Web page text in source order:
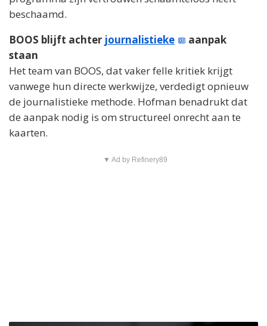
beschaamd.
BOOS blijft achter journalistieke
aanpak
staan
Het team van BOOS, dat vaker felle kritiek krijgt
vanwege hun directe werkwijze, verdedigt opnieuw
de journalistieke methode. Hofman benadrukt dat
de aanpak nodig is om structureel onrecht aan te
kaarten.
▼ Ad by Refinery89